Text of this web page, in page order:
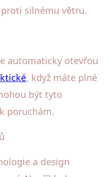
silnému větru.
automaticky otevřou
, když máte plné
být tyto
poruchám.
a design